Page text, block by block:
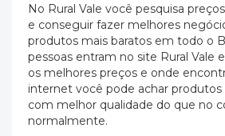
No Rural Vale você pesquisa
e conseguir fazer melhores
produtos mais baratos em todo o
pessoas entram no site Rural Vale
os melhores preços e onde
internet você pode achar produtos
com melhor qualidade do que no
normalmente.